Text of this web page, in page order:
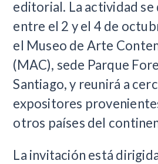
editorial. La actividad
entre el 2 y el 4 de
el Museo de Arte
(MAC), sede Parque
Santiago, y reunirá a
expositores
otros países del
La invitación está